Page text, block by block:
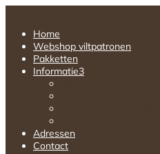
Home
Webshop viltpatronen
Pakketten
Informatie3
Adressen
Contact